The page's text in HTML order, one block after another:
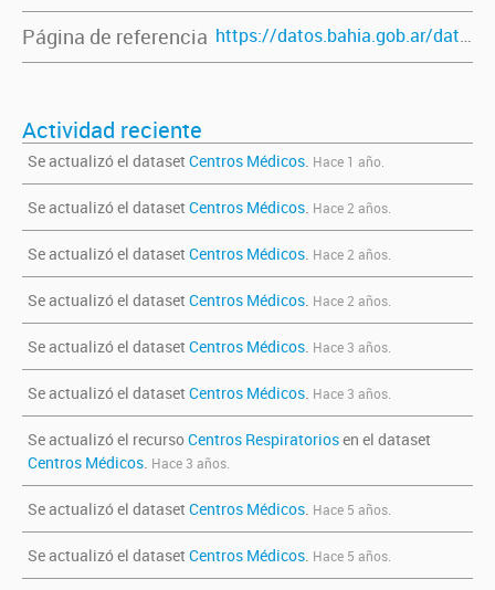
Página de referencia https://datos.bahia.gob.ar/dataset/centros-medicos
Actividad reciente
Se actualizó el dataset Centros Médicos. Hace 1 año.
Se actualizó el dataset Centros Médicos. Hace 2 años.
Se actualizó el dataset Centros Médicos. Hace 2 años.
Se actualizó el dataset Centros Médicos. Hace 2 años.
Se actualizó el dataset Centros Médicos. Hace 3 años.
Se actualizó el dataset Centros Médicos. Hace 3 años.
Se actualizó el recursoCentros Respiratoriosen el dataset
Centros Médicos. Hace 3 años.
Se actualizó el dataset Centros Médicos. Hace 5 años.
Se actualizó el dataset Centros Médicos. Hace 5 años.